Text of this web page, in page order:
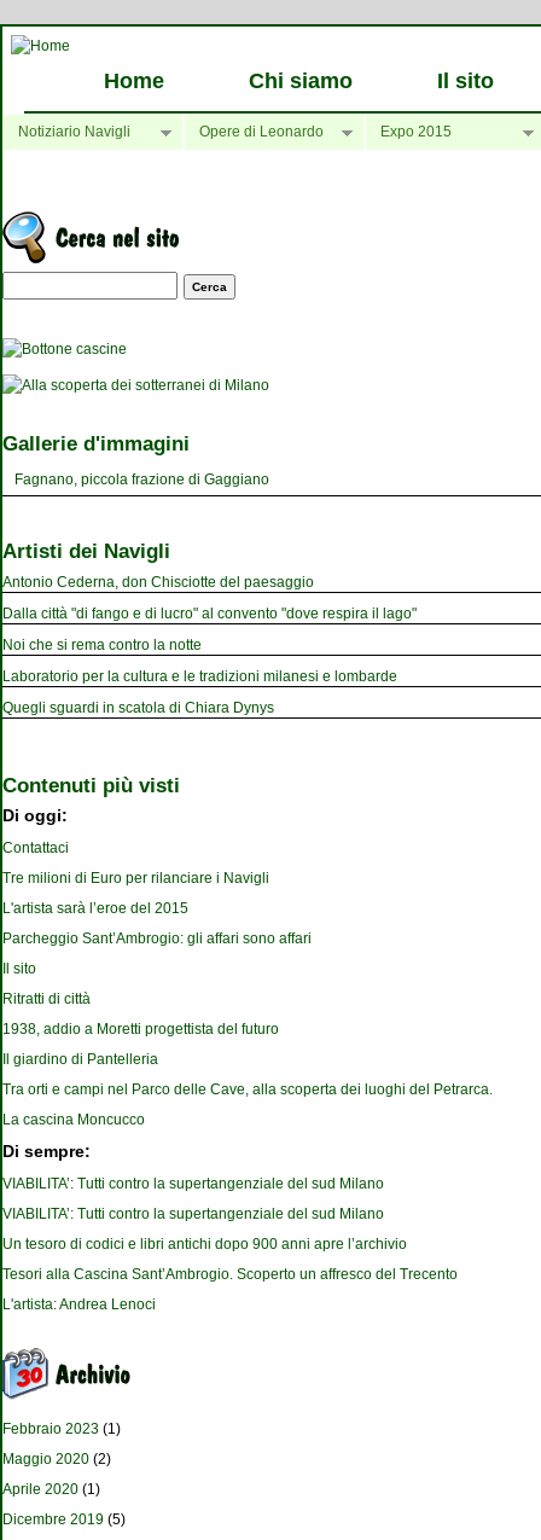
Home Chi siamo Il sito
Notiziario Navigli Opere di Leonardo Expo 2015
Maschera di ricerca
Gallerie d'immagini
Fagnano, piccola frazione di Gaggiano
Artisti dei Navigli
Antonio Cederna, don Chisciotte del paesaggio
Dalla città "di fango e di lucro" al convento "dove respira il lago"
Noi che si rema contro la notte
Laboratorio per la cultura e le tradizioni milanesi e lombarde
Quegli sguardi in scatola di Chiara Dynys
Contenuti più visti
Di oggi:
Contattaci
Tre milioni di Euro per rilanciare i Navigli
L'artista sarà l’eroe del 2015
Parcheggio Sant’Ambrogio: gli affari sono affari
Il sito
Ritratti di città
1938, addio a Moretti progettista del futuro
Il giardino di Pantelleria
Tra orti e campi nel Parco delle Cave, alla scoperta dei luoghi del Petrarca.
La cascina Moncucco
Di sempre:
VIABILITA’: Tutti contro la supertangenziale del sud Milano
VIABILITA’: Tutti contro la supertangenziale del sud Milano
Un tesoro di codici e libri antichi dopo 900 anni apre l’archivio
Tesori alla Cascina Sant’Ambrogio. Scoperto un affresco del Trecento
L'artista: Andrea Lenoci
Febbraio 2023 (1)
Maggio 2020 (2)
Aprile 2020 (1)
Dicembre 2019 (5)